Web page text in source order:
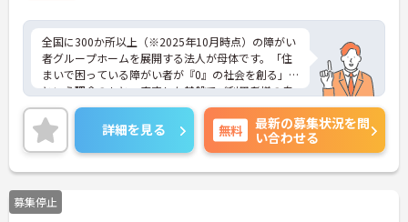
全国に300か所以上（※2025年10月時点）の障がい
者グループホームを展開する法人が母体です。「住
まいで困っている障がい者が『0』の社会を創る」
という理念のもと、安定した基盤でご利用者様の自
立を支援しています。週1日からの勤務が可能で、W
ワークや扶養内での勤務も歓迎しており、ご自身の
ペースで働けます。20代から60代まで幅広い世代が
活躍中で、未経験や無資格の方でも安心してスター
トできるよう、先輩スタッフが丁寧にサポートしま
す。昇給の機会は年2回あり、頑張りが評価される環
境です。正社員登用制度や産休・育休制度も整って
詳細を見る 無料
最新の募集状況を問
い合わせる
募集停止